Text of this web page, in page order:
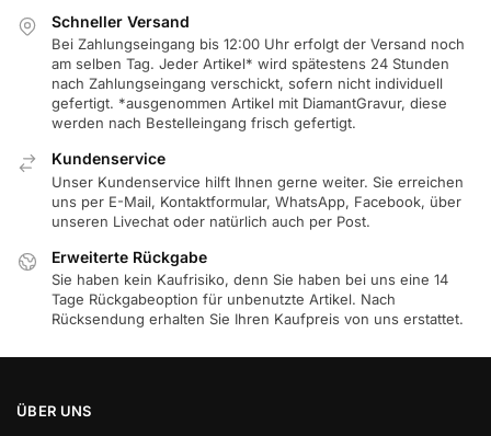
Schneller Versand
Bei Zahlungseingang bis 12:00 Uhr erfolgt der Versand noch
am selben Tag. Jeder Artikel* wird spätestens 24 Stunden
nach Zahlungseingang verschickt, sofern nicht individuell
gefertigt. *ausgenommen Artikel mit DiamantGravur, diese
werden nach Bestelleingang frisch gefertigt.
Kundenservice
Unser Kundenservice hilft Ihnen gerne weiter. Sie erreichen
uns per E-Mail, Kontaktformular, WhatsApp, Facebook, über
unseren Livechat oder natürlich auch per Post.
Erweiterte Rückgabe
Sie haben kein Kaufrisiko, denn Sie haben bei uns eine 14
Tage Rückgabeoption für unbenutzte Artikel. Nach
Rücksendung erhalten Sie Ihren Kaufpreis von uns erstattet.
ÜBER UNS